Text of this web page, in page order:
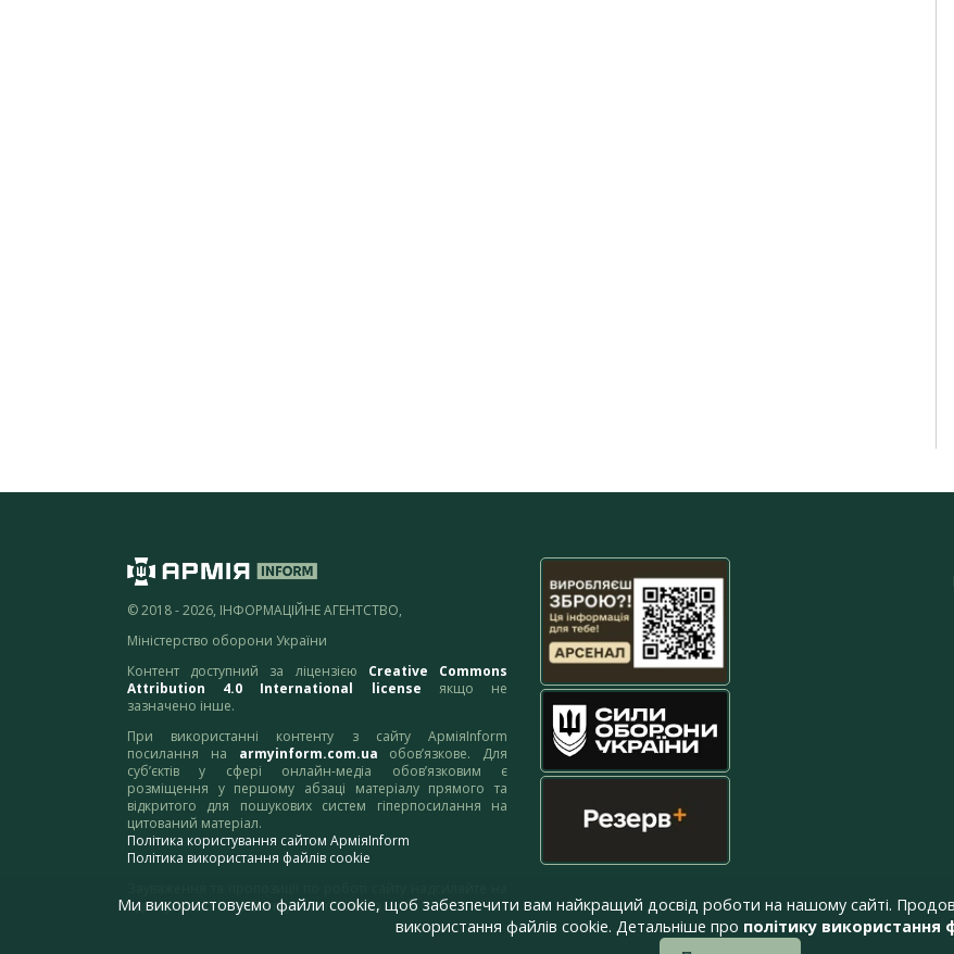
© 2018 - 2026, ІНФОРМАЦІЙНЕ АГЕНТСТВО,
Міністерство оборони України
Контент доступний за ліцензією Creative Commons
Attribution 4.0 International license якщо не
зазначено інше.
При використанні контенту з сайту АрміяInform
посилання на armyinform.com.ua обов’язкове. Для
суб’єктів у сфері онлайн-медіа обов’язковим є
розміщення у першому абзаці матеріалу прямого та
відкритого для пошукових систем гіперпосилання на
цитований матеріал.
Політика користування сайтом АрміяInform
Політика використання файлів cookie
адресу:webmaster@armyinform.com.ua
Ми використовуємо файли cookie, щоб забезпечити вам найкращий досвід роботи на нашому сайті.
використання файлів cookie. Детальніше про політику використання